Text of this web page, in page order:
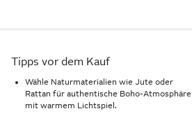
Tipps vor dem Kauf
Wähle Naturmaterialien wie Jute oder
Rattan für authentische Boho-Atmosphäre
mit warmem Lichtspiel.